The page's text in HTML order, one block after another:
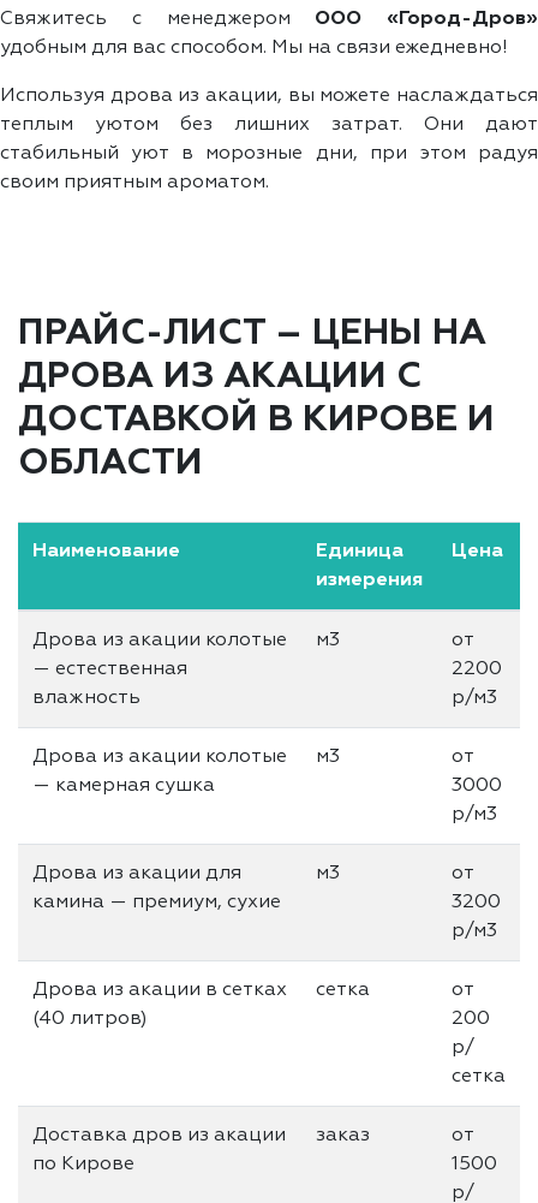
Свяжитесь с менеджером ООО «Город-Дров»
удобным для вас способом. Мы на связи ежедневно!
Используя дрова из акации, вы можете наслаждаться
теплым уютом без лишних затрат. Они дают
стабильный уют в морозные дни, при этом радуя
своим приятным ароматом.
ПРАЙС-ЛИСТ – ЦЕНЫ НА
ДРОВА ИЗ АКАЦИИ С
ДОСТАВКОЙ В КИРОВЕ И
ОБЛАСТИ
Наименование
Единица
измерения
Цена
Дрова из акации колотые
— естественная
влажность
м3
от
2200
р/м3
Дрова из акации колотые
— камерная сушка
м3
от
3000
р/м3
Дрова из акации для
камина — премиум, сухие
м3
от
3200
р/м3
Дрова из акации в сетках
(40 литров)
сетка
от
200
р/
сетка
Доставка дров из акации
по Кирове
заказ
от
1500
р/